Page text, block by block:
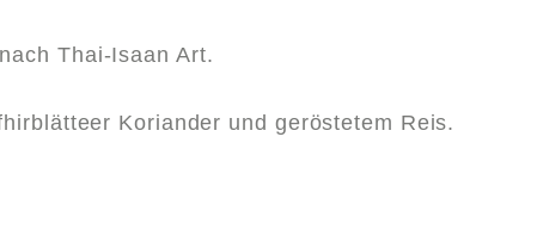
Thai-Isaan Art.
Koriander und geröstetem Reis.